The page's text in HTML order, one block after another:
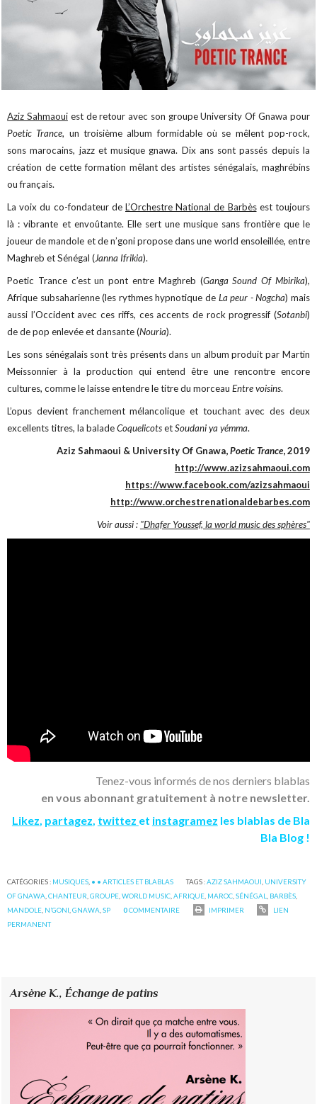
Aziz Sahmaouiest de retour avec son groupe University Of Gnawa pour
Poetic Trance, un troisième album formidable où se mêlent pop-rock,
sons marocains, jazz et musique gnawa. Dix ans sont passés depuis la
création de cette formation mêlant des artistes sénégalais, maghrébins
ou français.
La voix du co-fondateur de L’Orchestre National de Barbèsest toujours
là : vibrante et envoûtante. Elle sert une musique sans frontière que le
joueur de mandole et de n’goni propose dans une world ensoleillée, entre
Maghreb et Sénégal (Janna Ifrikia).
Poetic Trance c’est un pont entre Maghreb (Ganga Sound Of Mbirika),
Afrique subsaharienne (les rythmes hypnotique de La peur - Nogcha) mais
aussi l’Occident avec ces riffs, ces accents de rock progressif (Sotanbi)
de de pop enlevée et dansante (Nouria).
Les sons sénégalais sont très présents dans un album produit par Martin
Meissonnier à la production qui entend être une rencontre encore
cultures, comme le laisse entendre le titre du morceauEntre voisins.
L’opus devient franchement mélancolique et touchant avec des deux
excellents titres, la baladeCoquelicotsetSoudani ya yémma.
Aziz Sahmaoui & University Of Gnawa,Poetic Trance, 2019
http://www.azizsahmaoui.com
https://www.facebook.com/azizsahmaoui
http://www.orchestrenationaldebarbes.com
Voir aussi : "Dhafer Youssef, la world music des sphères"
Tenez-vous informés de nos derniers blablas
en vous abonnant gratuitement à notre newsletter.
Likez partagez twittez et instagramez les blablas de Bla
Bla Blog !
CATÉGORIES : MUSIQUES • • ARTICLES ET BLABLAS TAGS :AZIZ SAHMAOUI UNIVERSITY
OF GNAWA ,CHANTEUR ,GROUPE ,WORLD MUSIC ,AFRIQUE MAROC ,SÉNÉGAL BARBÈS
MANDOLE N’GONI ,GNAWA ,SP 0COMMENTAIRE IMPRIMER
LIEN
PERMANENT
Arsène K.,Échange de patins